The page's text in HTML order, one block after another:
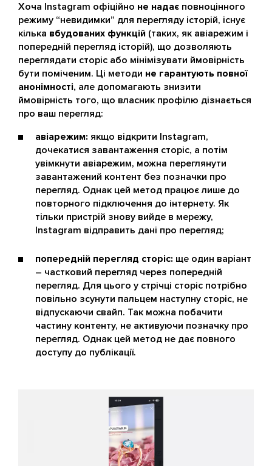
Хоча Instagram офіційно не надає повноцінного
режиму “невидимки” для перегляду історій, існує
кілька вбудованих функцій (таких, як авіарежим і
попередній перегляд історій), що дозволяють
переглядати сторіс або мінімізувати ймовірність
бути поміченим. Ці методи не гарантують повної
анонімності, але допомагають знизити
ймовірність того, що власник профілю дізнається
про ваш перегляд:
авіарежим: якщо відкрити Instagram,
дочекатися завантаження сторіс, а потім
увімкнути авіарежим, можна переглянути
завантажений контент без позначки про
перегляд. Однак цей метод працює лише до
повторного підключення до інтернету. Як
тільки пристрій знову вийде в мережу,
Instagram відправить дані про перегляд;
попередній перегляд сторіс: ще один варіант
– частковий перегляд через попередній
перегляд. Для цього у стрічці сторіс потрібно
повільно зсунути пальцем наступну сторіс, не
відпускаючи свайп. Так можна побачити
частину контенту, не активуючи позначку про
перегляд. Однак цей метод не дає повного
доступу до публікації.